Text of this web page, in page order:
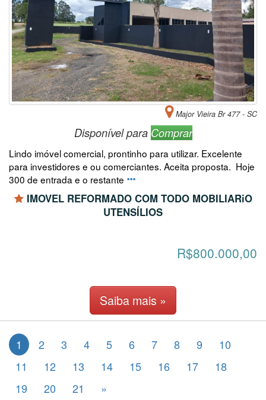
Major Vieira Br 477 - SC
Disponível para Comprar
Lindo imóvel comercial, prontinho para utilizar. Excelente
para investidores e ou comerciantes. Aceita proposta. Hoje
300 de entrada e o restante
IMOVEL REFORMADO COM TODO MOBILIARiO
UTENSÍLIOS
R$800.000,00
Saiba mais »
1 2 3 4 5 6 7 8 9
10
11
12 13 14 15 16 17
18
19
20 21 »